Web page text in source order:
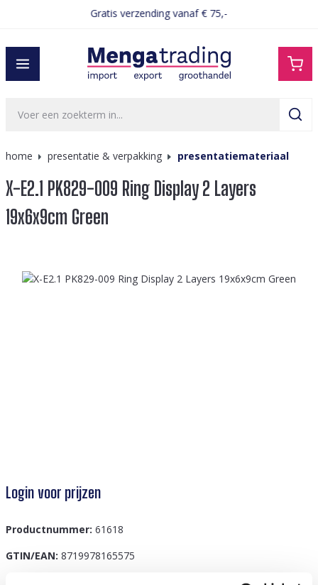
Gratis verzending vanaf € 75,-
home presentatie & verpakking presentatiemateriaal
X-E2.1 PK829-009 Ring Display 2 Layers
19x6x9cm Green
Afbeeldingengalerij overslaan
Login voor prijzen
Productnummer: 61618
GTIN/EAN: 8719978165575